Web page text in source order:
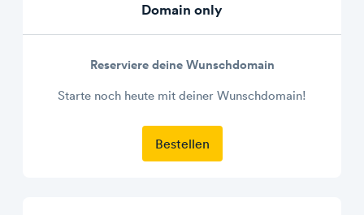
Domain only
Reserviere deine Wunschdomain
Starte noch heute mit deiner Wunschdomain!
Bestellen